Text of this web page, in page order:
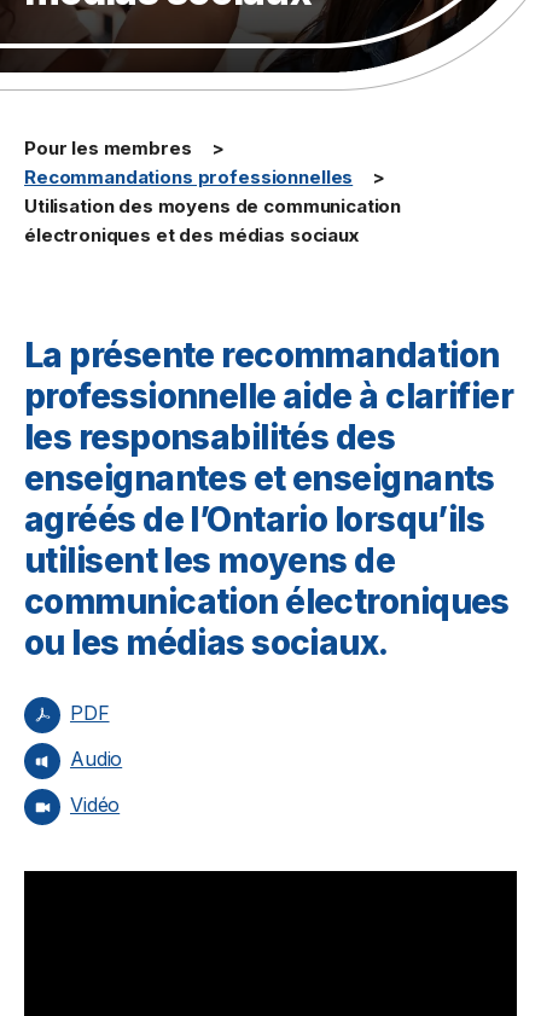
Pour les membres
Recommandations professionnelles
Utilisation des moyens de communication
électroniques et des médias sociaux
La présente recommandation
professionnelle aide à clarifier
les responsabilités des
enseignantes et enseignants
agréés de l’Ontario lorsqu’ils
utilisent les moyens de
communication électroniques
ou les médias sociaux.
PDF
Audio
Vidéo